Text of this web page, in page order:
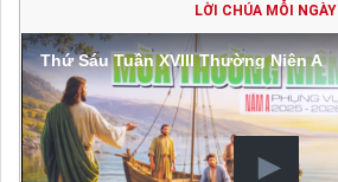
LỜI CHÚA MỖI NGÀY
Thứ Sáu Tuần XVIII Thường Niên A